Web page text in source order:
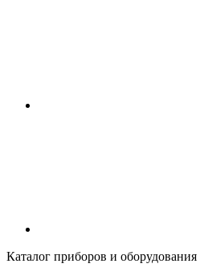
Каталог приборов и оборудования